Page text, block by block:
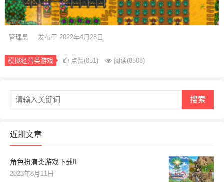
管理员 发布于 2022年4月28日
模拟经营类游戏 点赞(851) 阅读(8508)
搜索
近期文章
角色扮演类游戏下载II
2023年8月11日